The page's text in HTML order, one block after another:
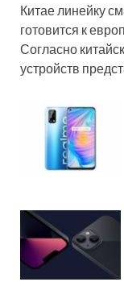
Китае линейку
готовится к
Согласно
устройств